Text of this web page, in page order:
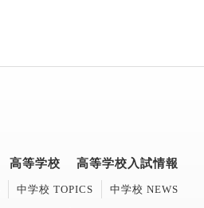
高等学校 高等学校入試情報
中学校 TOPICS 中学校 NEWS